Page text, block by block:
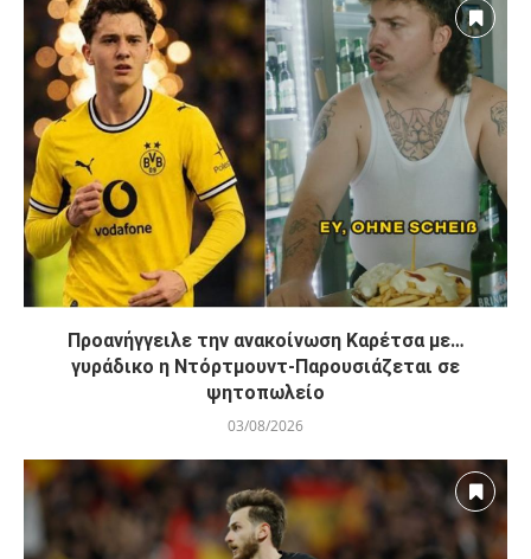
Προανήγγειλε την ανακοίνωση Καρέτσα με…
γυράδικο η Ντόρτμουντ-Παρουσιάζεται σε
ψητοπωλείο
03/08/2026